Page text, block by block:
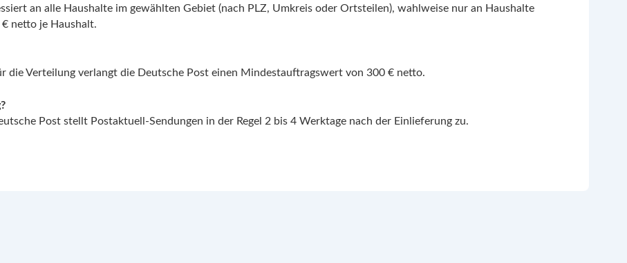
an alle Haushalte im gewählten Gebiet (nach PLZ, Umkreis oder Ortsteilen), wahlweise nur an Haushalte
netto je Haushalt.
die Verteilung verlangt die Deutsche Post einen Mindestauftragswert von 300 € netto.
Post stellt Postaktuell-Sendungen in der Regel 2 bis 4 Werktage nach der Einlieferung zu.